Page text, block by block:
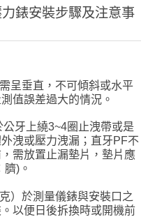
錶安裝步驟及注意事
呈垂直，不可傾斜或水平
值誤差過大的情況。
牙上繞3~4圈止洩帶或是
洩或壓力洩漏；直牙PF不
需放置止漏墊片，墊片應
)。
）於測量儀錶與安裝口之
以便日後拆換時或開機前